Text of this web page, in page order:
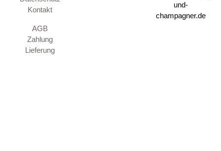
Kontakt
AGB
Zahlung
Lieferung
und-
champagner.de